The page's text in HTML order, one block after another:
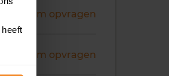
Koopsom opvragen
Koopsom opvragen